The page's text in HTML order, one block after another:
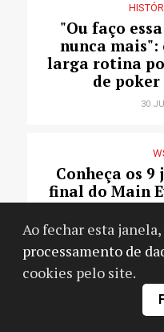
"Ou faço
nunca mais":
larga rotina
de poker
30
Conheça os
final do Main
Ao fechar esta
processamento de
cookies pelo site.